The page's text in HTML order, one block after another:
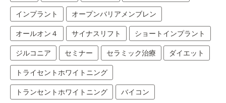
インプラント オープンバリアメンブレン
オールオン４ サイナスリフト ショートインプラント
ジルコニア セミナー セラミック治療 ダイエット
トライセントホワイトニング
トランセントホワイトニング バイコン